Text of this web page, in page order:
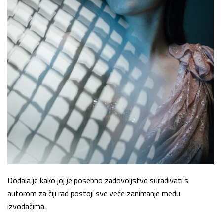
Dodala je kako joj je posebno zadovoljstvo surađivati s
autorom za čiji rad postoji sve veće zanimanje među
izvođačima.